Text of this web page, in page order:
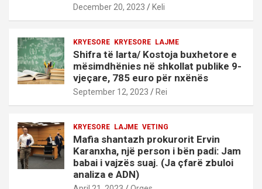
December 20, 2023 Keli
KRYESORE KRYESORE LAJME
Shifra të larta/ Kostoja buxhetore e
mësimdhënies në shkollat publike 9-
vjeçare, 785 euro për nxënës
September 12, 2023 Rei
KRYESORE LAJME VETING
Mafia shantazh prokurorit Ervin
Karanxha, një person i bën padi: Jam
babai i vajzës suaj. (Ja çfarë zbuloi
analiza e ADN)